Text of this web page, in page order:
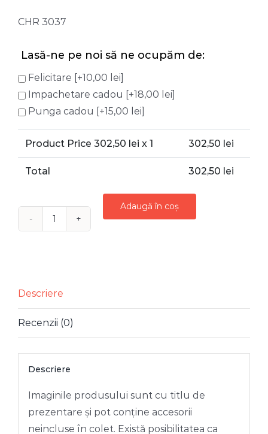
CHR 3037
Lasă-ne pe noi să ne ocupăm de:
Felicitare [+10,00 lei]
Impachetare cadou
[+18,00 lei]
Punga cadou
[+15,00 lei]
Product Price 302,50 lei x 1 302,50 lei
Total 302,50 lei
AURIU
CU
PENE
CM
Adaugă în coș
Descriere
Recenzii (0)
Descriere
Imaginile produsului sunt cu titlu de
prezentare și pot conține accesorii
neincluse în colet. Există posibilitatea ca